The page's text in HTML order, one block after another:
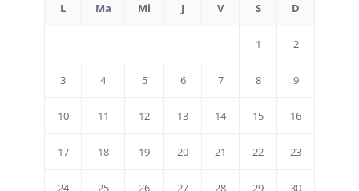
L Ma Mi J V S D
1 2
3 4 5 6 7 8 9
10 11 12 13 14 15 16
17 18 19 20 21 22 23
24 25 26 27 28 29 30